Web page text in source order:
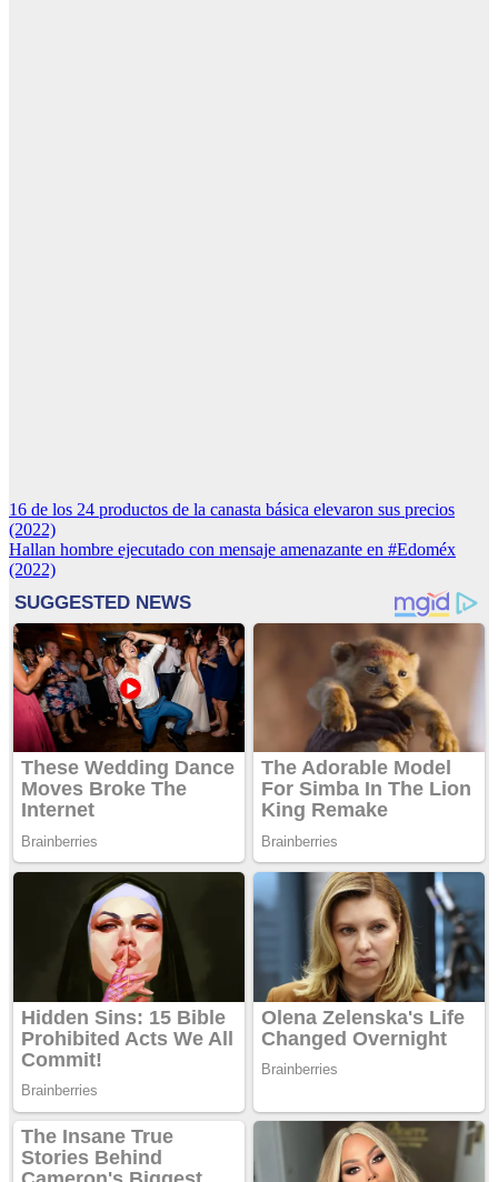
Navegación
de
entradas
16 de los 24 productos de la canasta básica elevaron sus precios
(2022)
Hallan hombre ejecutado con mensaje amenazante en #Edoméx
(2022)